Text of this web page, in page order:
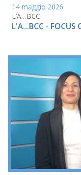
14 maggio 2026
L’A…BCC
L'A...BCC - FOCUS